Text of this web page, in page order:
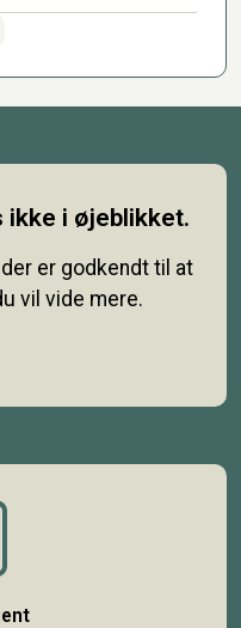
ikke i øjeblikket.
er godkendt til at
vil vide mere.